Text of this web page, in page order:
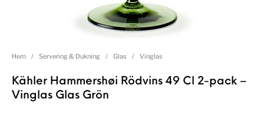
Hem / Servering & Dukning / Glas / Vinglas
Kähler Hammershøi Rödvins 49 Cl 2-pack –
Vinglas Glas Grön